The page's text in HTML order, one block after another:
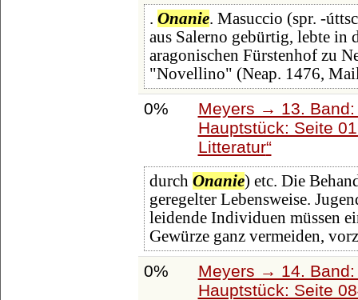
. Onanie. Masuccio (spr. -
aus Salerno gebürtig, lebte in
aragonischen Fürstenhof zu
"Novellino" (Neap. 1476,
0%
Meyers → 13.
Hauptstück: Seite
Litteratur
durch Onanie) etc. Die
geregelter Lebensweise.
leidende Individuen müssen
Gewürze ganz vermeiden,
0%
Meyers → 14.
Hauptstück: Seite